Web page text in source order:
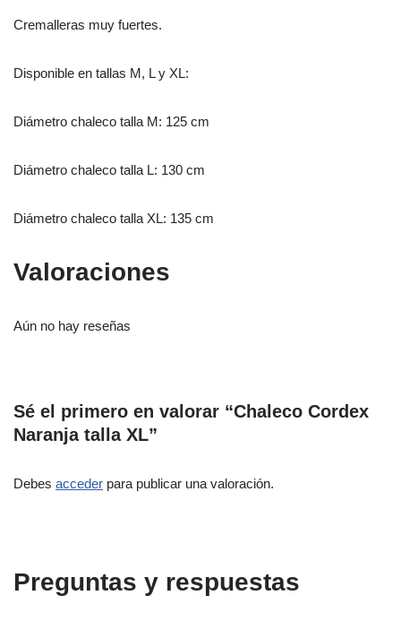
Cremalleras muy fuertes.
Disponible en tallas M, L y XL:
Diámetro chaleco talla M: 125 cm
Diámetro chaleco talla L: 130 cm
Diámetro chaleco talla XL: 135 cm
Valoraciones
Aún no hay reseñas
Sé el primero en valorar “Chaleco Cordex
Naranja talla XL”
Debes acceder para publicar una valoración.
Preguntas y respuestas